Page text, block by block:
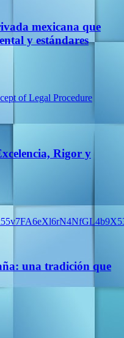
mexicana que
y estándares
Rigor y
una tradición que